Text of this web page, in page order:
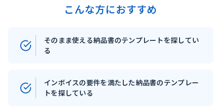
こんな方におすすめ
そのまま使える納品書のテンプレートを探してい
る
インボイスの要件を満たした納品書のテンプレー
トを探している